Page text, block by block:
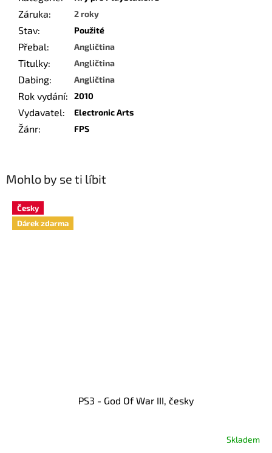
Mohlo by se ti líbit
Česky
Dárek zdarma
PS3 - God Of War III, česky
Skladem
Záruka: 2 roky
Stav: Použité
Přebal: Angličtina
Titulky: Angličtina
Dabing: Angličtina
Rok vydání: 2010
Vydavatel: Electronic Arts
Žánr: FPS